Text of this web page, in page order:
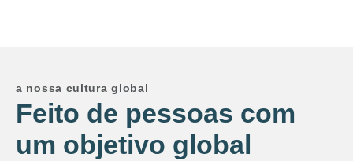
a nossa cultura global
Feito de pessoas com
um objetivo global